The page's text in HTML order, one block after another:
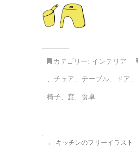
カテゴリー: インテリア
、 チェア、 テーブル、 ドア、
椅子、 窓、 食卓
← キッチンのフリーイラスト